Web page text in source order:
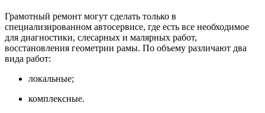
Грамотный ремонт могут сделать только в
специализированном автосервисе, где есть все необходимое
для диагностики, слесарных и малярных работ,
восстановления геометрии рамы. По объему различают два
вида работ:
локальные;
комплексные.